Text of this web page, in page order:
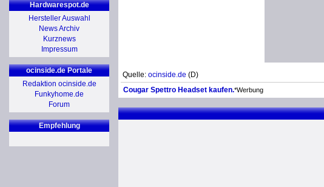
Hardwarespot.de
Hersteller Auswahl
News Archiv
Kurznews
Impressum
ocinside.de Portale
Redaktion ocinside.de
Funkyhome.de
Forum
Empfehlung
Quelle: ocinside.de (D)
Cougar Spettro Headset kaufen.*Werbung